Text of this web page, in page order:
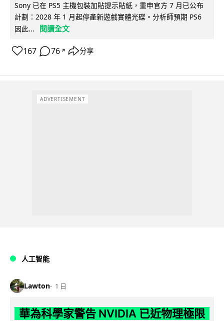
Sony 已在 PS5 主機包裝加貼提示貼紙，重申官方 7 月已公布
計劃：2028 年 1 月起停產新遊戲實體光碟。分析師預期 PS6
因此...
閱讀全文
167 76 ↗ 分享
ADVERTISEMENT
人工智能
Lawton 1 日
華為科學家警告 NVIDIA 已近物理極限